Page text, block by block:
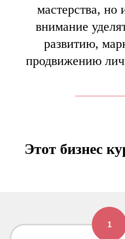
мастерства, но
внимание
развитию,
продвижению
Этот бизнес